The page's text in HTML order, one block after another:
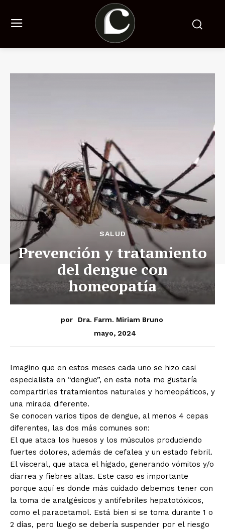
SALUD
Prevención y tratamiento
del dengue con
homeopatía
por
Dra. Farm. Miriam Bruno
mayo, 2024
Imagino que en estos meses cada uno se hizo casi
especialista en “dengue”, en esta nota me gustaría
compartirles tratamientos naturales y homeopáticos, y
una mirada diferente.
Se conocen varios tipos de dengue, al menos 4 cepas
diferentes, las dos más comunes son:
El que ataca los huesos y los músculos produciendo
fuertes dolores, además de cefalea y un estado febril.
El visceral, que ataca el hígado, generando vómitos y/o
diarrea y fiebres altas. Este caso es importante
porque aquí es donde más cuidado debemos tener con
la toma de analgésicos y antifebriles hepatotóxicos,
como el paracetamol. Está bien si se toma durante 1 o
2 días, pero luego se debería suspender por el riesgo